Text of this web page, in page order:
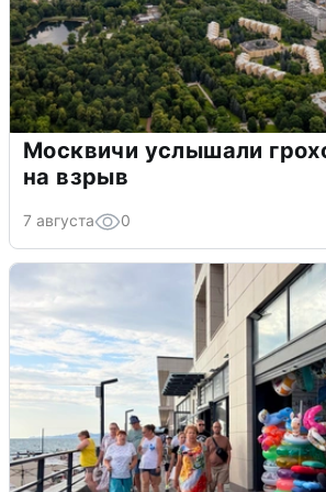
Москвичи услышали
на взрыв
7 августа 0